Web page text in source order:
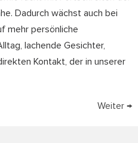
Dadurch wächst auch bei
mehr persönliche
lachende Gesichter,
Kontakt, der in unserer
Weiter →